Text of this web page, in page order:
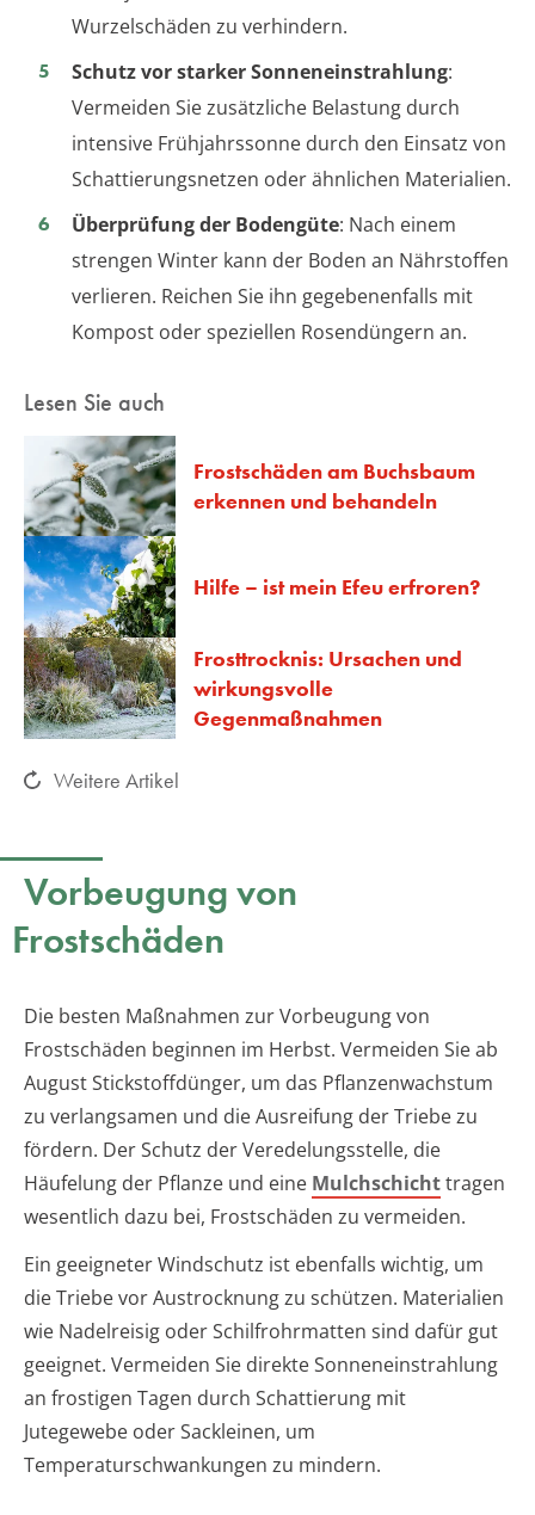
Wurzelschäden zu verhindern.
Schutz vor starker Sonneneinstrahlung:
Vermeiden Sie zusätzliche Belastung durch
intensive Frühjahrssonne durch den Einsatz von
Schattierungsnetzen oder ähnlichen Materialien.
Überprüfung der Bodengüte: Nach einem
strengen Winter kann der Boden an Nährstoffen
verlieren. Reichen Sie ihn gegebenenfalls mit
Kompost oder speziellen Rosendüngern an.
Lesen Sie auch
Frostschäden am Buchsbaum
erkennen und behandeln
Hilfe – ist mein Efeu erfroren?
Frosttrocknis: Ursachen und
wirkungsvolle
Gegenmaßnahmen
Weitere Artikel
Vorbeugung von
Frostschäden
Die besten Maßnahmen zur Vorbeugung von
Frostschäden beginnen im Herbst. Vermeiden Sie ab
August Stickstoffdünger, um das Pflanzenwachstum
zu verlangsamen und die Ausreifung der Triebe zu
fördern. Der Schutz der Veredelungsstelle, die
Häufelung der Pflanze und eine Mulchschichttragen
wesentlich dazu bei, Frostschäden zu vermeiden.
Ein geeigneter Windschutz ist ebenfalls wichtig, um
die Triebe vor Austrocknung zu schützen. Materialien
wie Nadelreisig oder Schilfrohrmatten sind dafür gut
geeignet. Vermeiden Sie direkte Sonneneinstrahlung
an frostigen Tagen durch Schattierung mit
Jutegewebe oder Sackleinen, um
Temperaturschwankungen zu mindern.